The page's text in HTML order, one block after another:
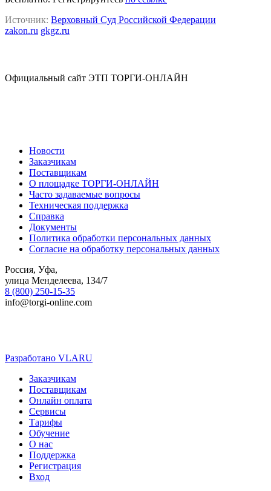
Источник: Верховный Суд Российской Федерации
zakon.ru gkgz.ru
Официальный сайт ЭТП ТОРГИ-ОНЛАЙН
Новости
Заказчикам
Поставщикам
О площадке ТОРГИ-ОНЛАЙН
Часто задаваемые вопросы
Техническая поддержка
Справка
Документы
Политика обработки персональных данных
Согласие на обработку персональных данных
Россия, Уфа,
улица Менделеева, 134/7
8 (800) 250-15-35
info@torgi-online.com
Разработано VLARU
Close
Menu
Заказчикам
Поставщикам
Онлайн оплата
Сервисы
Тарифы
Обучение
О нас
Поддержка
Регистрация
Вход